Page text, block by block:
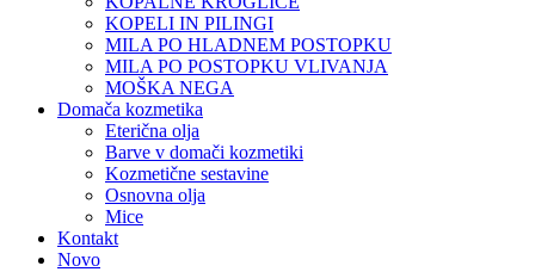
KOPELI IN PILINGI
MILA PO HLADNEM POSTOPKU
MILA PO POSTOPKU VLIVANJA
MOŠKA NEGA
Domača kozmetika
Eterična olja
Barve v domači kozmetiki
Kozmetične sestavine
Osnovna olja
Mice
Kontakt
Novo